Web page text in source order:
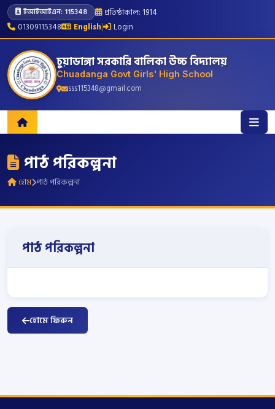
ইআইআইএন: 115348
প্রতিষ্ঠাকাল: 1914
01309115348
English| Login
চুয়াডাঙ্গা সরকারি বালিকা উচ্চ বিদ্যালয়
Chuadanga Govt Girls' High School
sss115348@gmail.com
পাঠ পরিকল্পনা
হোম পাঠ পরিকল্পনা
পাঠ পরিকল্পনা
হোমে ফিরুন